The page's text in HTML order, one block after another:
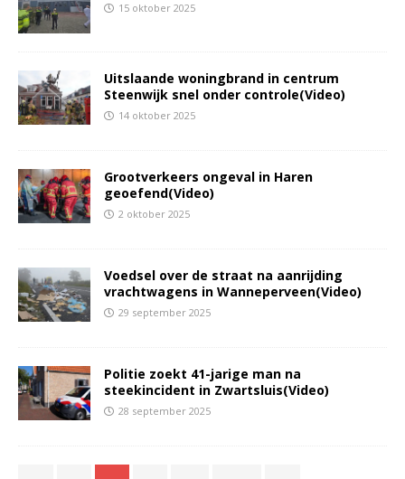
15 oktober 2025
Uitslaande woningbrand in centrum
Steenwijk snel onder controle(Video)
14 oktober 2025
Grootverkeers ongeval in Haren
geoefend(Video)
2 oktober 2025
Voedsel over de straat na aanrijding
vrachtwagens in Wanneperveen(Video)
29 september 2025
Politie zoekt 41-jarige man na
steekincident in Zwartsluis(Video)
28 september 2025